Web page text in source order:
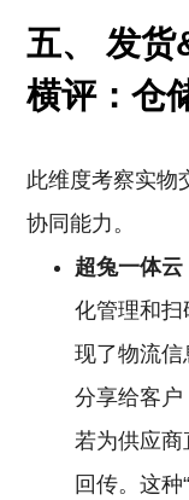
五、 发货
横评：仓
此维度考察实物
协同能力。
超兔一体云
化管理和
现了物流信
分享给客户
若为供应
回传。这